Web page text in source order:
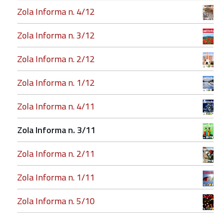
Zola Informa n. 4/12
Zola Informa n. 3/12
Zola Informa n. 2/12
Zola Informa n. 1/12
Zola Informa n. 4/11
Zola Informa n. 3/11
Zola Informa n. 2/11
Zola Informa n. 1/11
Zola Informa n. 5/10